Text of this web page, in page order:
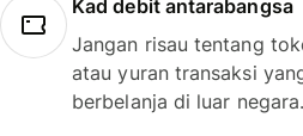
Kad debit antarabangsa
Jangan risau tentang
atau yuran transaksi
berbelanja di luar negara.